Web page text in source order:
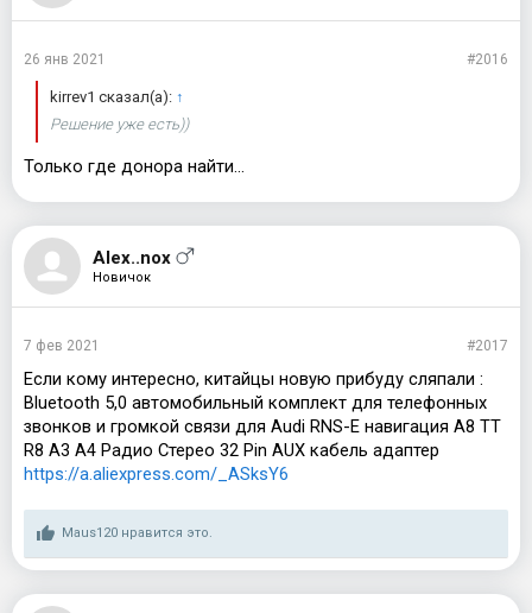
#2016
26 янв 2021
kirrev1 сказал(а): ↑
Решение уже есть))
Только где донора найти...
Alex..nox
Новичок
#2017
7 фев 2021
Если кому интересно, китайцы новую прибуду сляпали :
Bluetooth 5,0 автомобильный комплект для телефонных
звонков и громкой связи для Audi RNS-E навигация A8 TT
R8 A3 A4 Радио Стерео 32 Pin AUX кабель адаптер
https://a.aliexpress.com/_ASksY6
Maus120 нравится это.